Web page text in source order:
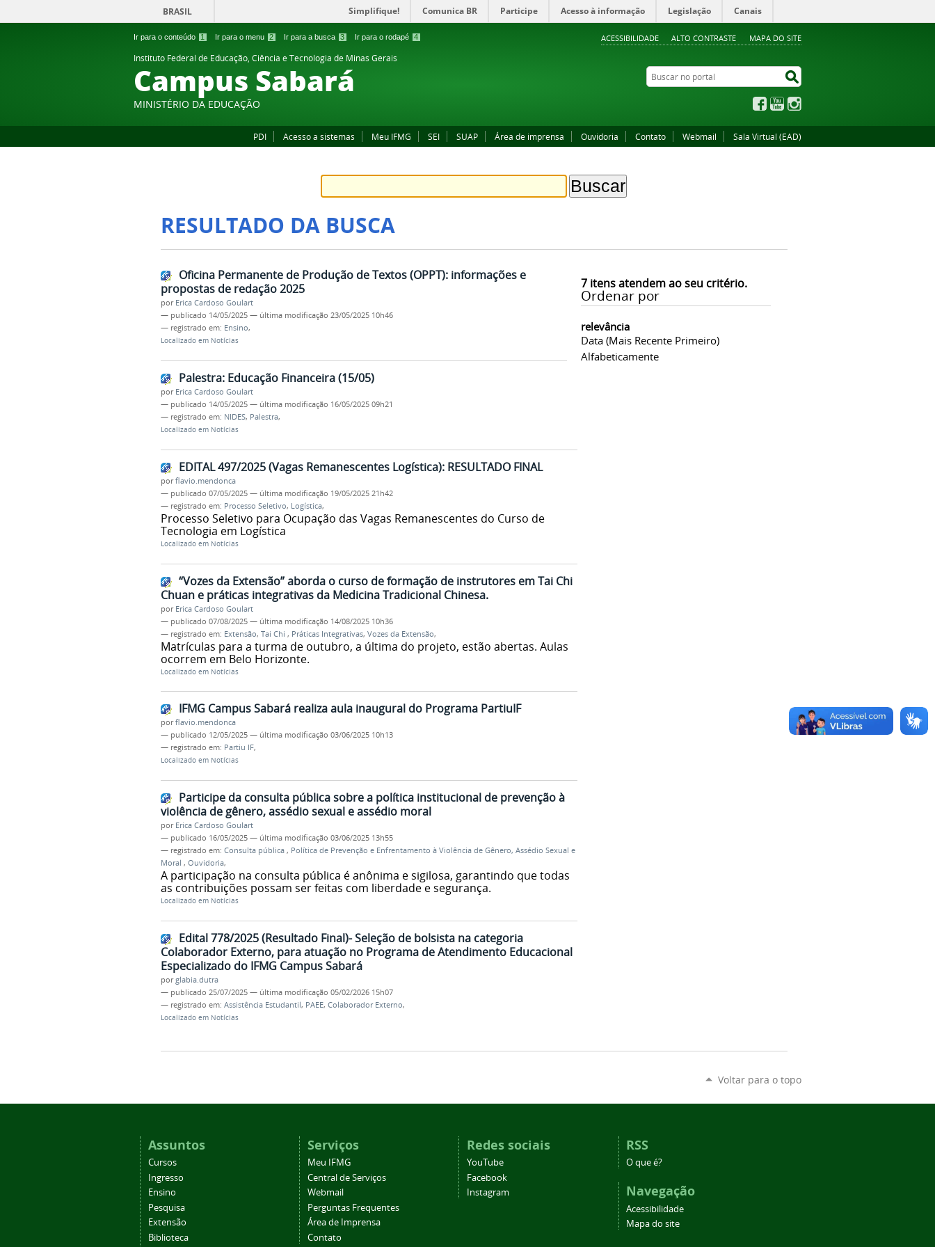
Ir para o conteúdo 1 Ir para o menu 2 Ir para a busca 3 Ir para o rodapé 4 ACESSIBILIDADE ALTO CONTRASTE MAPA DO SITE
BRASIL Simplifique! Comunica BR Participe Acesso à informação Legislação Canais
Instituto Federal de Educação, Ciência e Tecnologia de Minas Gerais
Campus Sabará
MINISTÉRIO DA EDUCAÇÃO
Buscar no portal
FacebookYouTube
PDI Acesso a sistemas Meu IFMG SEI SUAP Área de imprensa Ouvidoria Contato Webmail Sala Virtual (EAD)
RESULTADO DA BUSCA
7itens atendem ao seu critério.
Ordenar por
relevância
Data (mais Recente Primeiro)
Alfabeticamente
Oficina Permanente de Produção de Textos (OPPT): informações e
propostas de redação 2025
por Erica Cardoso Goulart
— publicado 14/05/2025 — última modificação 23/05/2025 10h46
— registrado em: Ensino,
Localizado em Notícias
Palestra: Educação Financeira (15/05)
por Erica Cardoso Goulart
— publicado 14/05/2025 — última modificação 16/05/2025 09h21
— registrado em: NIDES, Palestra,
Localizado em Notícias
EDITAL 497/2025 (Vagas Remanescentes Logística): RESULTADO FINAL
porflavio.mendonca
— publicado 07/05/2025 — última modificação 19/05/2025 21h42
— registrado em: Processo Seletivo, Logística,
Processo Seletivo para Ocupação das Vagas Remanescentes do Curso de
Tecnologia em Logística
Localizado em Notícias
“Vozes da Extensão” aborda o curso de formação de instrutores em Tai Chi
Chuan e práticas integrativas da Medicina Tradicional Chinesa.
por Erica Cardoso Goulart
— publicado 07/08/2025 — última modificação 14/08/2025 10h36
— registrado em: Extensão, Tai Chi , Práticas Integrativas, Vozes da Extensão,
Matrículas para a turma de outubro, a última do projeto, estão abertas. Aulas
ocorrem em Belo Horizonte.
Localizado em Notícias
IFMG Campus Sabará realiza aula inaugural do Programa PartiuIF
porflavio.mendonca
— publicado 12/05/2025 — última modificação 03/06/2025 10h13
— registrado em: Partiu IF,
Localizado em Notícias
Participe da consulta pública sobre a política institucional de prevenção à
violência de gênero, assédio sexual e assédio moral
por Erica Cardoso Goulart
— publicado 16/05/2025 — última modificação 03/06/2025 13h55
— registrado em: Consulta pública , Política de Prevenção e Enfrentamento à Violência de Gênero, Assédio Sexual e
Moral , Ouvidoria,
A participação na consulta pública é anônima e sigilosa, garantindo que todas
as contribuições possam ser feitas com liberdade e segurança.
Localizado em Notícias
Edital 778/2025 (Resultado Final)- Seleção de bolsista na categoria
Colaborador Externo, para atuação no Programa de Atendimento Educacional
Especializado do IFMG Campus Sabará
porglabia.dutra
— publicado 25/07/2025 — última modificação 05/02/2026 15h07
— registrado em: Assistência Estudantil, PAEE, Colaborador Externo,
Localizado em Notícias
Voltar para o topo
Assuntos
Cursos
Ingresso
Ensino
Pesquisa
Extensão
Biblioteca
Serviços
Meu IFMG
Central de Serviços
Webmail
Perguntas Frequentes
Área de Imprensa
Contato
Redes sociais
YouTube
Facebook
Instagram
RSS
O que é?
Navegação
Acessibilidade
Mapa do site